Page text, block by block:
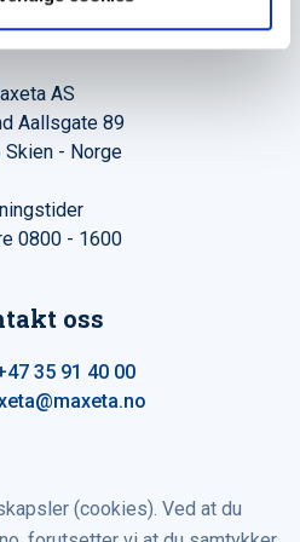
AS
Aallsgate 89
Skien - Norge
0800 - 1600
oss
35 91 40 00
(cookies). Ved at du